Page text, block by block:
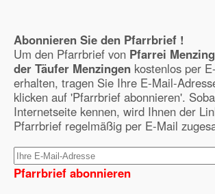
Abonnieren Sie den Pfarrbrief !
Um den Pfarrbrief von Pfarrei
der Täufer Menzingen kostenlos per
erhalten, tragen Sie Ihre E-Mail-
klicken auf 'Pfarrbrief abonnieren'.
Internetseite kennen, wird Ihnen der
Pfarrbrief regelmäßig per E-Mail
Pfarrbrief abonnieren